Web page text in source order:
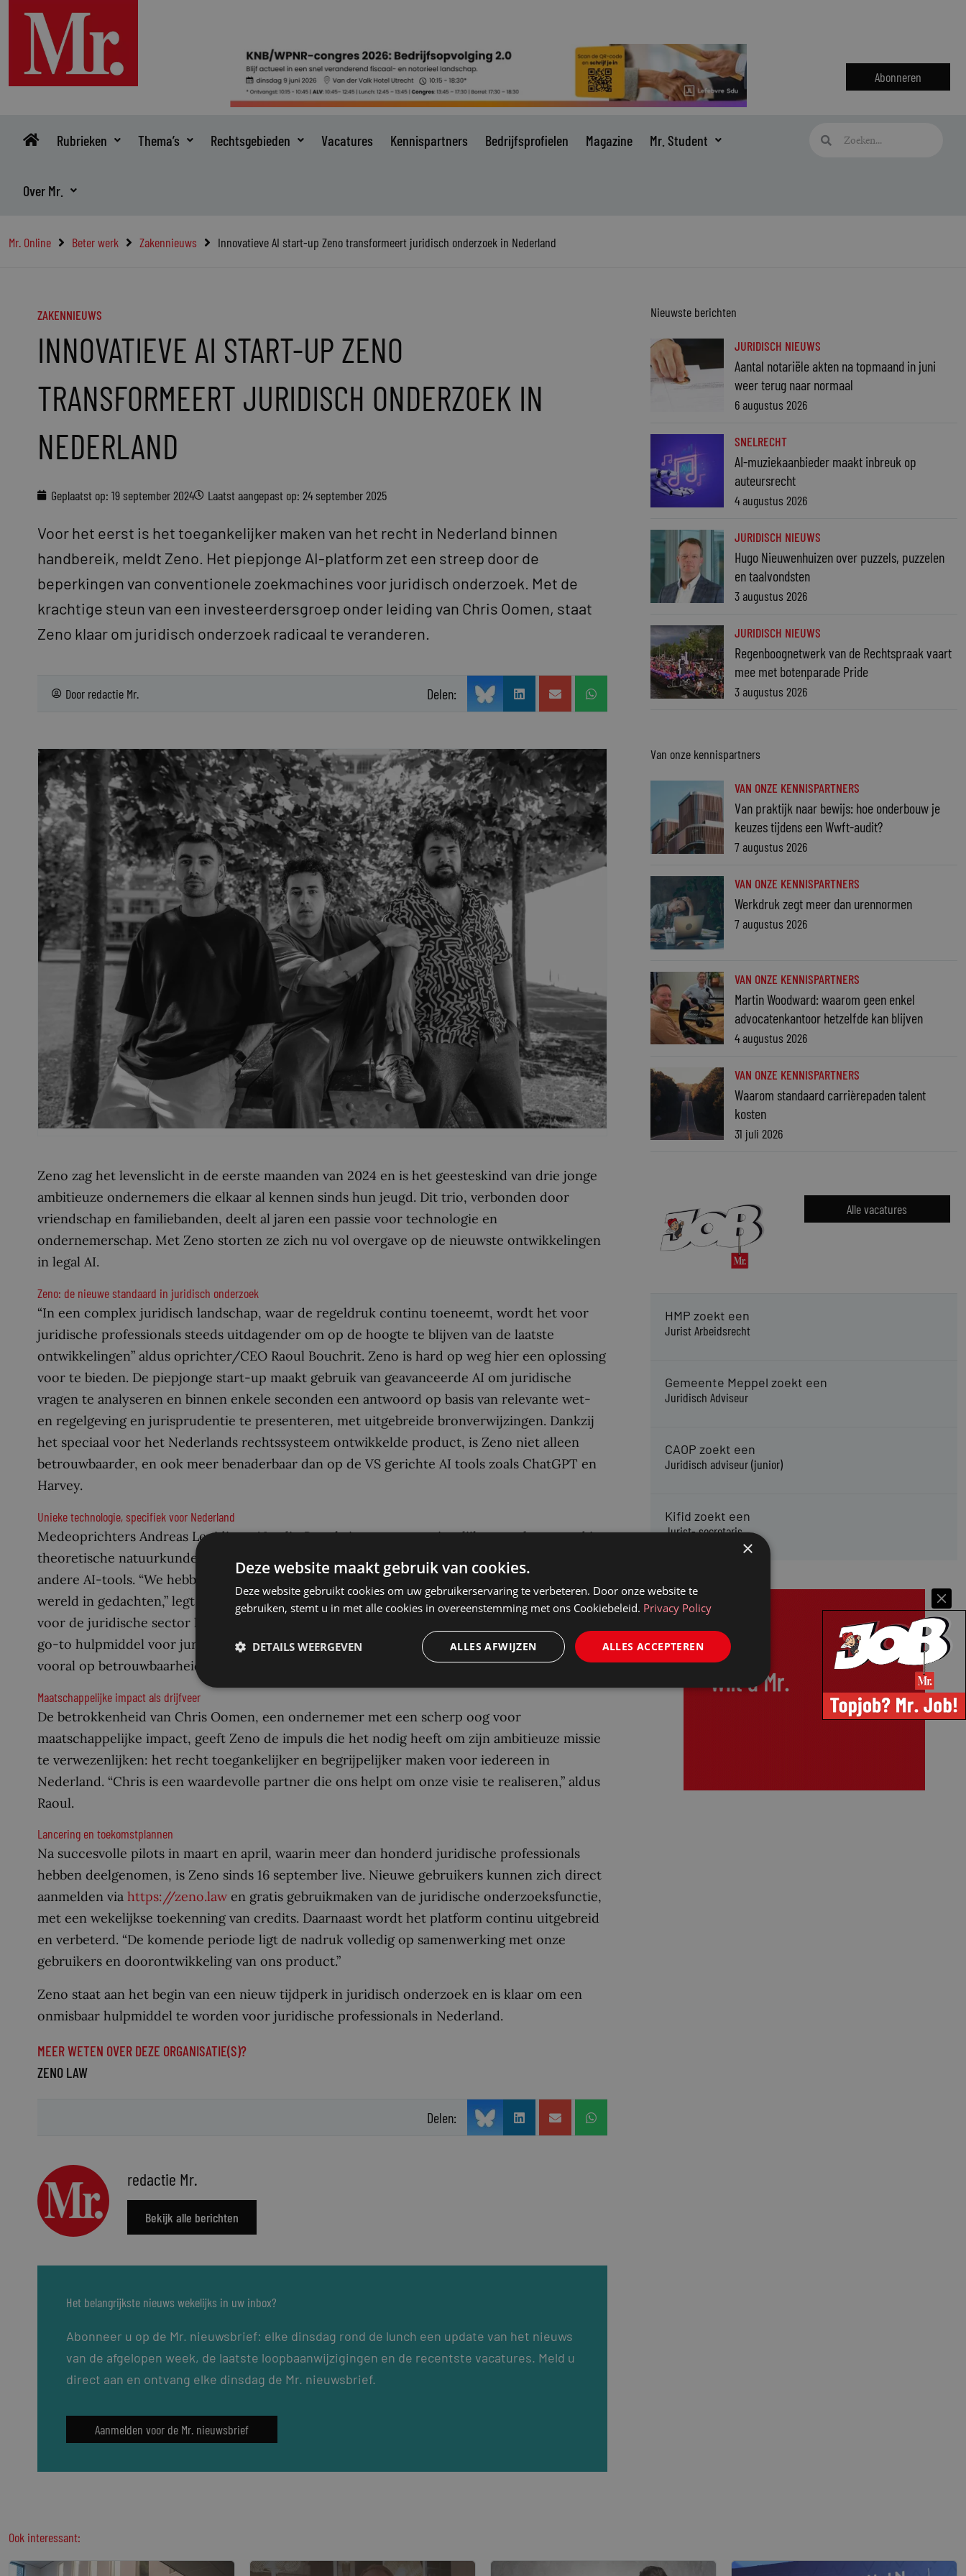
inhoud
Abonneren
Rubrieken Thema’s Rechtsgebieden Vacatures Kennispartners Bedrijfsprofielen Magazine Mr. Student
Over Mr.
Zoeken
Mr. Online Beter werk Zakennieuws Innovatieve AI start-up Zeno transformeert juridisch onderzoek in Nederland
ZAKENNIEUWS
INNOVATIEVE AI START-UP ZENO
TRANSFORMEERT JURIDISCH ONDERZOEK IN
NEDERLAND
Geplaatst op: 19 september 2024 Laatst aangepast op: 24 september 2025
Voor het eerst is het toegankelijker maken van het recht in Nederland binnen
handbereik, meldt Zeno. Het piepjonge AI-platform zet een streep door de
beperkingen van conventionele zoekmachines voor juridisch onderzoek. Met de
krachtige steun van een investeerdersgroep onder leiding van Chris Oomen, staat
Zeno klaar om juridisch onderzoek radicaal te veranderen.
Door redactie Mr. Delen:
Zeno zag het levenslicht in de eerste maanden van 2024 en is het geesteskind van drie jonge
ambitieuze ondernemers die elkaar al kennen sinds hun jeugd. Dit trio, verbonden door
vriendschap en familiebanden, deelt al jaren een passie voor technologie en
ondernemerschap. Met Zeno storten ze zich nu vol overgave op de nieuwste ontwikkelingen
in legal AI.
Zeno: de nieuwe standaard in juridisch onderzoek
“In een complex juridisch landschap, waar de regeldruk continu toeneemt, wordt het voor
juridische professionals steeds uitdagender om op de hoogte te blijven van de laatste
ontwikkelingen” aldus oprichter/CEO Raoul Bouchrit. Zeno is hard op weg hier een oplossing
voor te bieden. De piepjonge start-up maakt gebruik van geavanceerde AI om juridische
vragen te analyseren en binnen enkele seconden een antwoord op basis van relevante wet-
en regelgeving en jurisprudentie te presenteren, met uitgebreide bronverwijzingen. Dankzij
het speciaal voor het Nederlands rechtssysteem ontwikkelde product, is Zeno niet alleen
betrouwbaarder, en ook meer benaderbaar dan op de VS gerichte AI tools zoals ChatGPT en
Harvey.
Unieke technologie, specifiek voor Nederland
Medeoprichters Andreas Lepidis en Nordin Bouchrit, met respectievelijk een achtergrond in
theoretische natuurkunde en AI-research, zien een duidelijk onderscheid tussen Zeno en
andere AI-tools. “We hebben Zeno vanaf de grond opgebouwd met de Nederlandse juridische
wereld in gedachten,” legt Andreas uit. “Daardoor is ons platform nauwkeuriger en relevanter
voor de juridische sector hier.” Nordin vult aan: “Onze ambitie is dat Zeno uitgroeit tot hét
go-to hulpmiddel voor juridisch onderzoek. We mikken op snelheid, maar onze focus ligt
vooral op betrouwbaarheid en transparantie”.
Maatschappelijke impact als drijfveer
De betrokkenheid van Chris Oomen, een ondernemer met een scherp oog voor
maatschappelijke impact, geeft Zeno de impuls die het nodig heeft om zijn ambitieuze missie
te verwezenlijken: het recht toegankelijker en begrijpelijker maken voor iedereen in
Nederland. “Chris is een waardevolle partner die ons helpt om onze visie te realiseren,” aldus
Raoul.
Lancering en toekomstplannen
Na succesvolle pilots in maart en april, waarin meer dan honderd juridische professionals
hebben deelgenomen, is Zeno sinds 16 september live. Nieuwe gebruikers kunnen zich direct
aanmelden via https://zeno.lawen gratis gebruikmaken van de juridische onderzoeksfunctie,
met een wekelijkse toekenning van credits. Daarnaast wordt het platform continu uitgebreid
en verbeterd. “De komende periode ligt de nadruk volledig op samenwerking met onze
gebruikers en doorontwikkeling van ons product.”
Zeno staat aan het begin van een nieuw tijdperk in juridisch onderzoek en is klaar om een
onmisbaar hulpmiddel te worden voor juridische professionals in Nederland.
MEER WETEN OVER DEZE ORGANISATIE(S)?
ZENO LAW
Delen:
redactie Mr.
Bekijk alle berichten
Het belangrijkste nieuws wekelijks in uw inbox?
Abonneer u op de Mr. nieuwsbrief: elke dinsdag rond de lunch een update van het nieuws
van de afgelopen week, de laatste loopbaanwijzigingen en de recentste vacatures. Meld u
direct aan en ontvang elke dinsdag de Mr. nieuwsbrief.
Aanmelden voor de Mr. nieuwsbrief
Nieuwste berichten
JURIDISCH NIEUWS
Aantal notariële akten na topmaand in juni
weer terug naar normaal
6 augustus 2026
SNELRECHT
AI-muziekaanbieder maakt inbreuk op
auteursrecht
4 augustus 2026
JURIDISCH NIEUWS
Hugo Nieuwenhuizen over puzzels, puzzelen
en taalvondsten
3 augustus 2026
JURIDISCH NIEUWS
Regenboognetwerk van de Rechtspraak vaart
mee met botenparade Pride
3 augustus 2026
Van onze kennispartners
VAN ONZE KENNISPARTNERS
Van praktijk naar bewijs: hoe onderbouw je
keuzes tijdens een Wwft-audit?
7 augustus 2026
VAN ONZE KENNISPARTNERS
Werkdruk zegt meer dan urennormen
7 augustus 2026
VAN ONZE KENNISPARTNERS
Martin Woodward: waarom geen enkel
advocatenkantoor hetzelfde kan blijven
4 augustus 2026
VAN ONZE KENNISPARTNERS
Waarom standaard carrièrepaden talent
kosten
31 juli 2026
Alle vacatures
HMP zoekt een
Jurist Arbeidsrecht
Gemeente Meppel zoekt een
Juridisch Adviseur
CAOP zoekt een
Juridisch adviseur (junior)
Kifid zoekt een
Jurist- secretaris
Ook interessant:
×
Deze website maakt gebruik van cookies.
Deze website gebruikt cookies om uw gebruikerservaring te verbeteren. Door onze website te
gebruiken, stemt u in met alle cookies in overeenstemming met ons Cookiebeleid. Privacy Policy
ALLES ACCEPTEREN
ALLES AFWIJZEN
DETAILS WEERGEVEN